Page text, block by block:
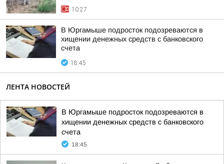
10:27
В Юргамыше подросток подозреваются в
хищении денежных средств с банковского
счета
18:45
ЛЕНТА НОВОСТЕЙ
В Юргамыше подросток подозреваются в
хищении денежных средств с банковского
счета
18:45